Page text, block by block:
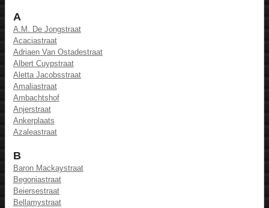
A
A.M. De Jongstraat
Acaciastraat
Adriaen Van Ostadestraat
Albert Cuypstraat
Aletta Jacobsstraat
Amaliastraat
Ambachtshof
Anjerstraat
Ankerplaats
Azaleastraat
B
Baron Mackaystraat
Begoniastraat
Beiersestraat
Bellamystraat